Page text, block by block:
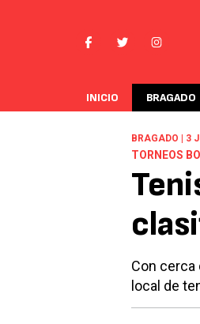
INICIO BRAGADO
BRAGADO | 3
TORNEOS
Con cerca
local de